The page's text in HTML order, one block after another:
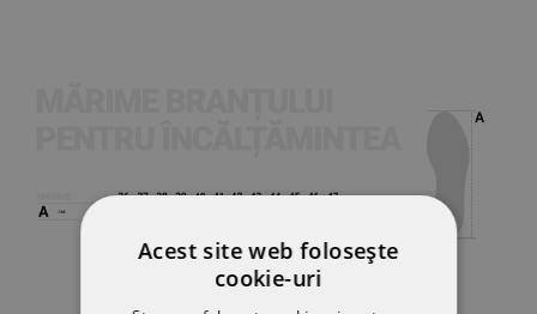
Acest site web folosește
cookie-uri